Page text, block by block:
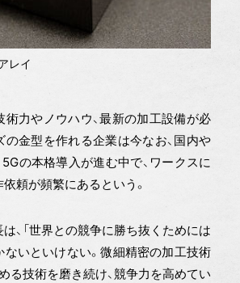
レイ
力やノウハウ、最新の加工設備が必
金型を作れる企業は今なお、国内や
の本格導入が進む中で、ワークスに
頼が頻繁にあるという。
、「世界との競争に勝ち抜くためには
いといけない。微細精密の加工技術
る技術を磨き続け、競争力を高めてい